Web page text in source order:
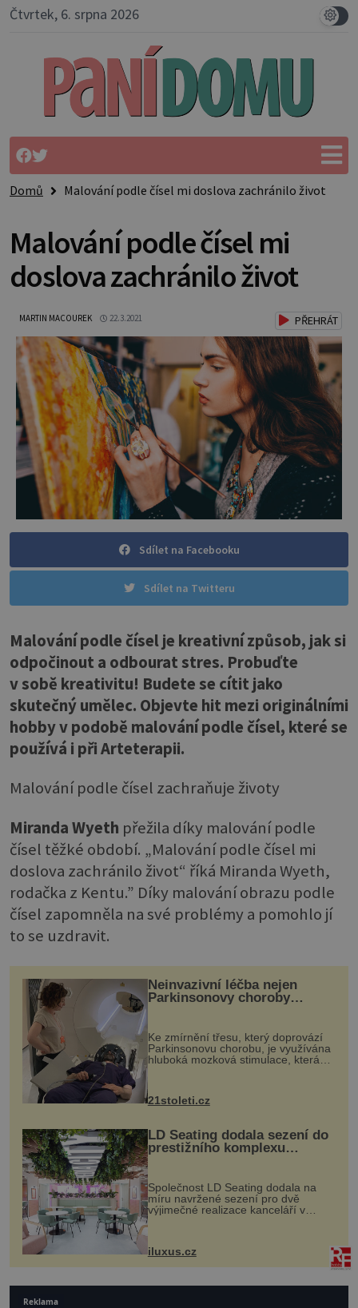
Čtvrtek, 6. srpna 2026
Domů Malování podle čísel mi doslova zachránilo život
Malování podle čísel mi
doslova zachránilo život
MARTIN MACOUREK 22.3.2021 PŘEHRÁT
Sdílet na Facebooku
Sdílet na Twitteru
Malování podle čísel je kreativní způsob, jak si
odpočinout a odbourat stres. Probuďte
v sobě kreativitu! Budete se cítit jako
skutečný umělec. Objevte hit mezi originálními
hobby v podobě malování podle čísel, které se
používá i při Arteterapii.
Malování podle čísel zachraňuje životy
Miranda Wyeth přežila díky malování podle
čísel těžké období. „Malování podle čísel mi
doslova zachránilo život“ říká Miranda Wyeth,
rodačka z Kentu.” Díky malování obrazu podle
čísel zapomněla na své problémy a pomohlo jí
to se uzdravit.
Neinvazivní léčba nejen
Parkinsonovy choroby
Ke zmírnění třesu, který doprovází
Parkinsonovu chorobu, je využívána
hluboká mozková stimulace, která
však vyžaduje vysoce invazivní
zákrok. Ultrazvuk zase není vhodný
k dostatečně přesnému zacílení ...
21stoleti.cz
LD Seating dodala sezení do
prestižního komplexu
MediaCityUK v Salfordu
Společnost LD Seating dodala na
míru navržené sezení pro dvě
výjimečné realizace kanceláří v
areálu MediaCityUK v anglickém
budov Media...
iluxus.cz
Reklama